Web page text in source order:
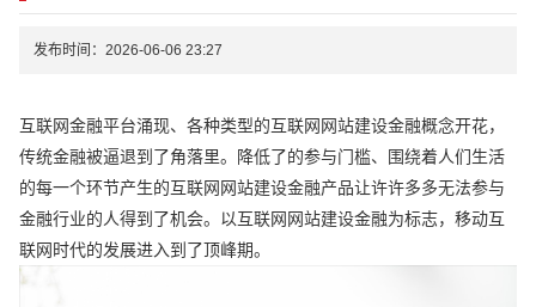
发布时间：2026-06-06 23:27
互联网金融平台涌现、各种类型的互联网网站建设金融概念开花，
传统金融被逼退到了角落里。降低了的参与门槛、围绕着人们生活
的每一个环节产生的互联网网站建设金融产品让许许多多无法参与
金融行业的人得到了机会。以互联网网站建设金融为标志，移动互
联网时代的发展进入到了顶峰期。